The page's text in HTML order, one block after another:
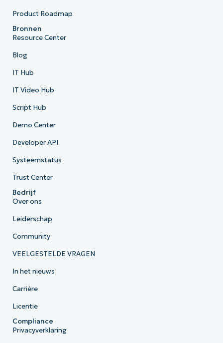
Product Roadmap
Bronnen
Resource Center
Blog
IT Hub
IT Video Hub
Script Hub
Demo Center
Developer API
Systeemstatus
Trust Center
Bedrijf
Over ons
Leiderschap
Community
VEELGESTELDE VRAGEN
In het nieuws
Carrière
Licentie
Compliance
Privacyverklaring